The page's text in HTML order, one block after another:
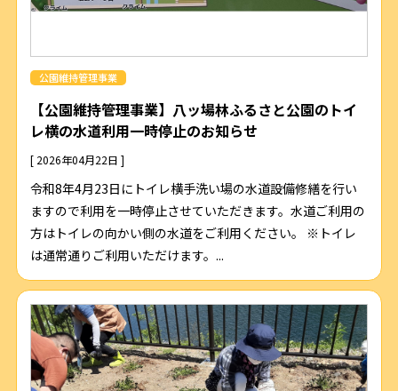
公園維持管理事業
【公園維持管理事業】八ッ場林ふるさと公園のトイ
レ横の水道利用一時停止のお知らせ
[ 2026年04月22日 ]
令和8年4月23日にトイレ横手洗い場の水道設備修繕を行い
ますので利用を一時停止させていただきます。水道ご利用の
方はトイレの向かい側の水道をご利用ください。 ※トイレ
は通常通りご利用いただけます。...